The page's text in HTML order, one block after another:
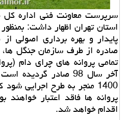
سرپرست معاونت فنی اداره كل
استان تهران اظهار داشت:
پایدار و بهره برداری اصولی از
صادره از طرف سازمان جنگل
تمامی پروانه های چرای دام
آخر سال 98 صادر
1400 منجر به طرح اجرایی
پروانه ها فاقد اعتبار خواهند
اقدام خواهد شد.